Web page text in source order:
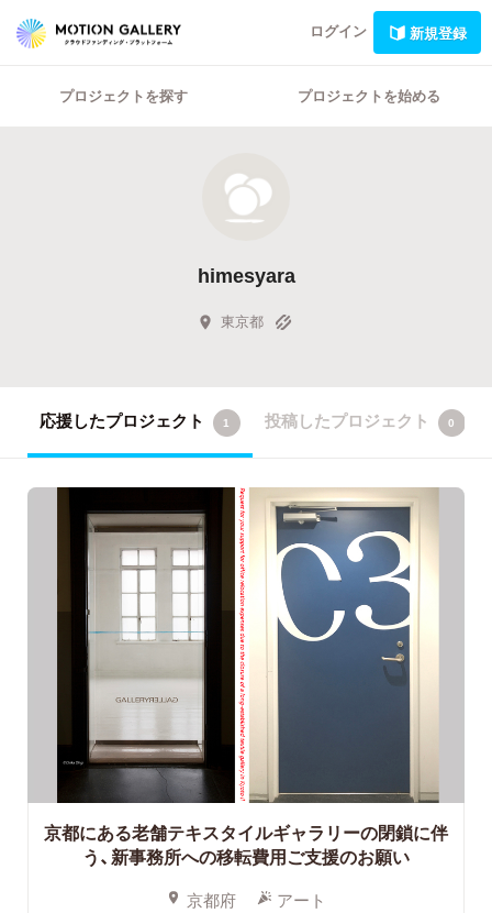
ログイン 新規登録
プロジェクトを探す プロジェクトを始める
himesyara
東京都
応援したプロジェクト 1 投稿したプロジェクト 0
京都にある老舗テキスタイルギャラリーの閉鎖に伴
う、新事務所への移転費用ご支援のお願い
京都府 アート